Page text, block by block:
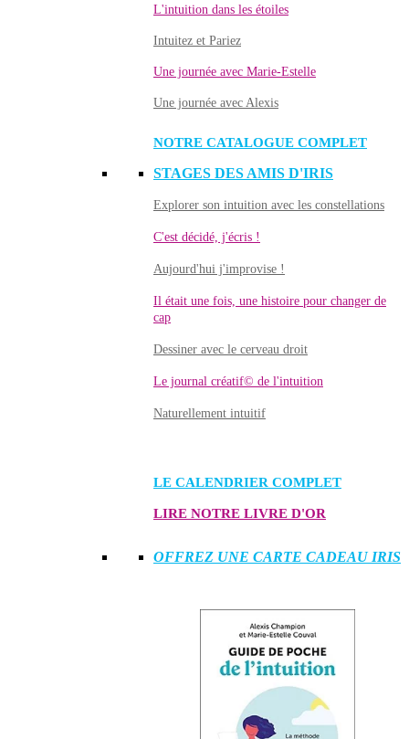
L'intuition dans les étoiles
Intuitez et Pariez
Une journée avec Marie-Estelle
Une journée avec Alexis
NOTRE CATALOGUE COMPLET
STAGES DES AMIS D'IRIS
Explorer son intuition avec les constellations
C'est décidé, j'écris !
Aujourd'hui j'improvise !
Il était une fois, une histoire pour changer de
cap
Dessiner avec le cerveau droit
Le journal créatif© de l'intuition
Naturellement intuitif
LE CALENDRIER COMPLET
LIRE NOTRE LIVRE D'OR
OFFREZ UNE CARTE CADEAU IRIS